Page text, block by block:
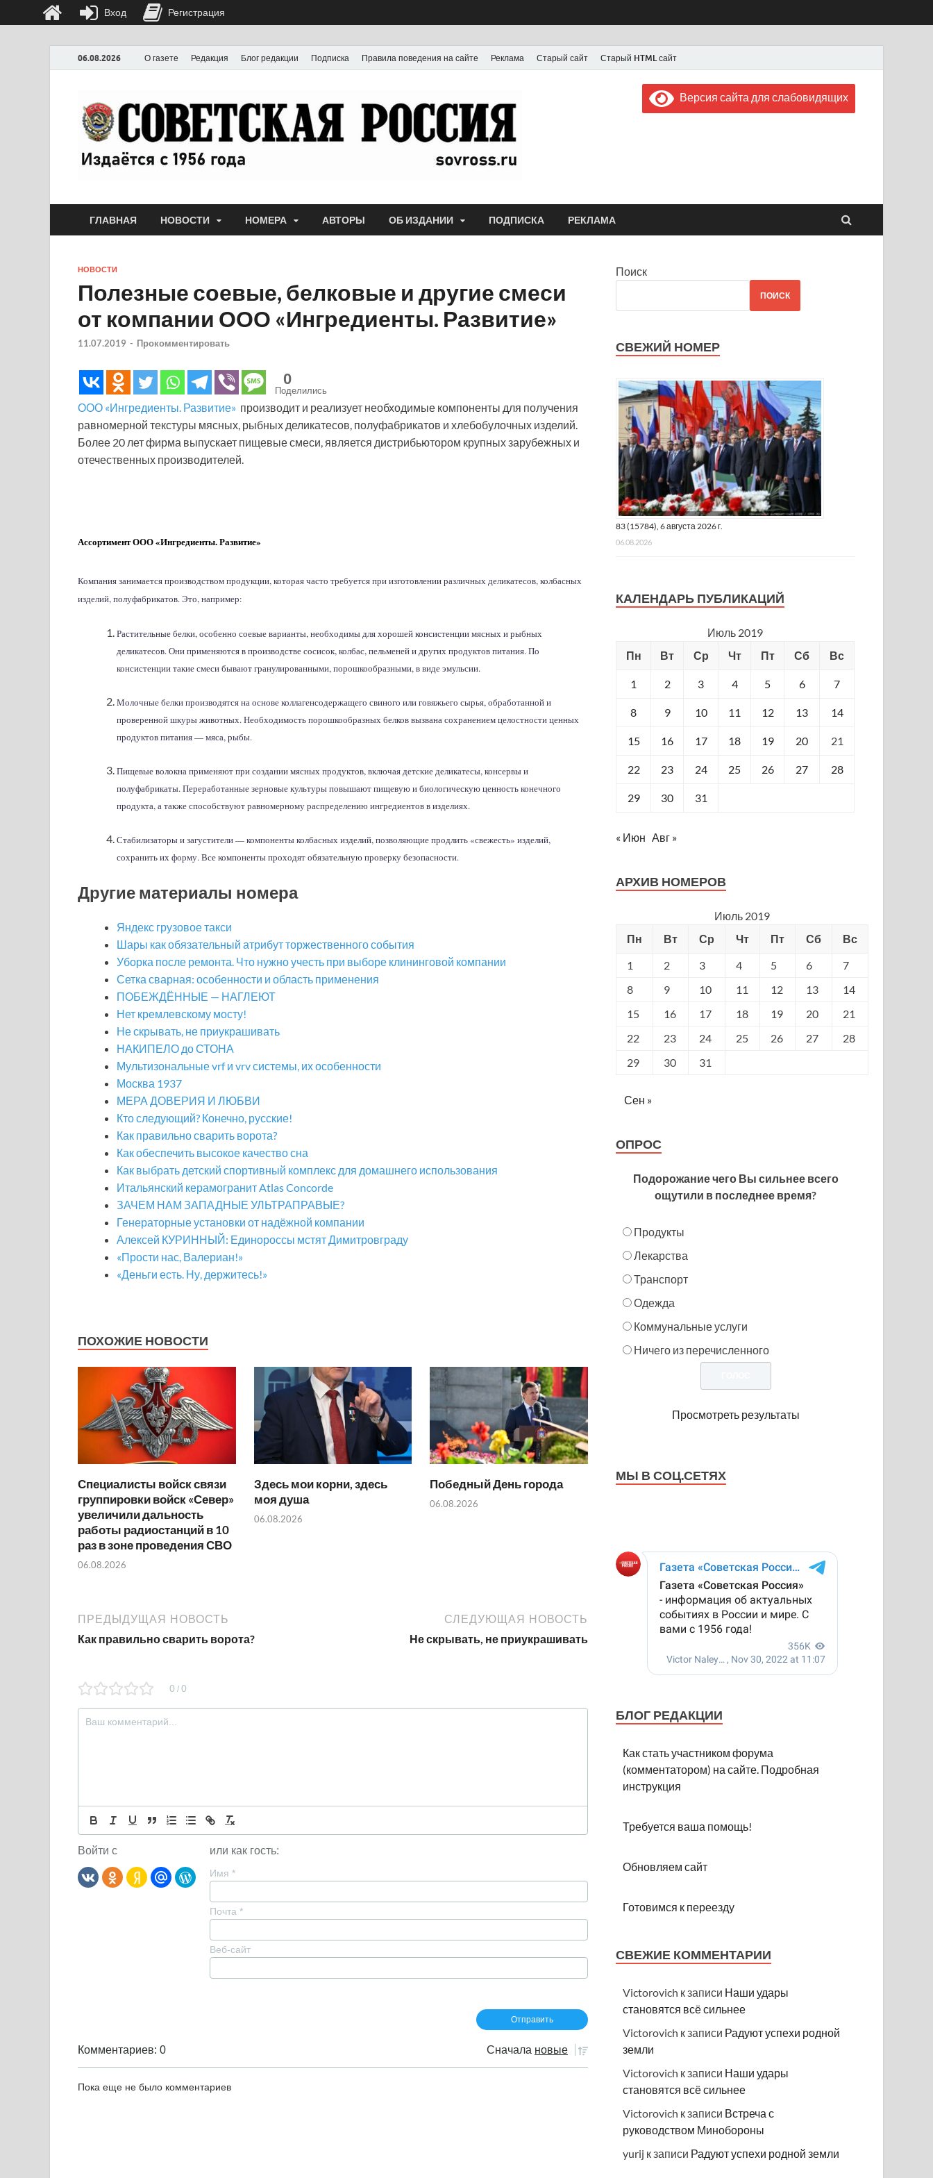
06.08.2026 О газете Редакция Блог редакции Подписка Правила поведения на сайте Реклама Старый сайт Старый HTML сайт
Газета "Советская Россия"
Выпускается с июля 1956 года
Версия сайта для слабовидящих
ГЛАВНАЯ НОВОСТИ НОМЕРА АВТОРЫ ОБ ИЗДАНИИ ПОДПИСКА РЕКЛАМА
НОВОСТИ
Полезные соевые, белковые и другие смеси
от компании ООО «Ингредиенты. Развитие»
11.07.2019 - Прокомментировать
0
Поделились
ООО «Ингредиенты. Развитие» производит и реализует необходимые компоненты для получения
равномерной текстуры мясных, рыбных деликатесов, полуфабрикатов и хлебобулочных изделий.
Более 20 лет фирма выпускает пищевые смеси, является дистрибьютором крупных зарубежных и
отечественных производителей.
Ассортимент ООО «Ингредиенты. Развитие»
Компания занимается производством продукции, которая часто требуется при изготовлении различных деликатесов, колбасных
изделий, полуфабрикатов. Это, например:
Растительные белки, особенно соевые варианты, необходимы для хорошей консистенции мясных и рыбных
деликатесов. Они применяются в производстве сосисок, колбас, пельменей и других продуктов питания. По
консистенции такие смеси бывают гранулированными, порошкообразными, в виде эмульсии.
Молочные белки производятся на основе коллагенсодержащего свиного или говяжьего сырья, обработанной и
проверенной шкуры животных. Необходимость порошкообразных белков вызвана сохранением целостности ценных
продуктов питания — мяса, рыбы.
Пищевые волокна применяют при создании мясных продуктов, включая детские деликатесы, консервы и
полуфабрикаты. Переработанные зерновые культуры повышают пищевую и биологическую ценность конечного
продукта, а также способствуют равномерному распределению ингредиентов в изделиях.
Стабилизаторы и загустители — компоненты колбасных изделий, позволяющие продлить «свежесть» изделий,
сохранить их форму. Все компоненты проходят обязательную проверку безопасности.
Другие материалы номера
Яндекс грузовое такси
Шары как обязательный атрибут торжественного события
Уборка после ремонта. Что нужно учесть при выборе клининговой компании
Сетка сварная: особенности и область применения
ПОБЕЖДЁННЫЕ — НАГЛЕЮТ
Нет кремлевскому мосту!
Не скрывать, не приукрашивать
НАКИПЕЛО до СТОНА
Мультизональные vrf и vrv системы, их особенности
Москва 1937
МЕРА ДОВЕРИЯ И ЛЮБВИ
Кто следующий? Конечно, русские!
Как правильно сварить ворота?
Как обеспечить высокое качество сна
Как выбрать детский спортивный комплекс для домашнего использования
Итальянский керамогранит Atlas Concorde
ЗАЧЕМ НАМ ЗАПАДНЫЕ УЛЬТРАПРАВЫЕ?
Генераторные установки от надёжной компании
Алексей КУРИННЫЙ: Единороссы мстят Димитровграду
«Прости нас, Валериан!»
«Деньги есть. Ну, держитесь!»
ПОХОЖИЕ НОВОСТИ
Специалисты войск связи
группировки войск «Север»
увеличили дальность
работы радиостанций в 10
раз в зоне проведения СВО
06.08.2026
Здесь мои корни, здесь
моя душа
06.08.2026
Победный День города
06.08.2026
ПРЕДЫДУЩАЯ НОВОСТЬ
Как правильно сварить ворота?
СЛЕДУЮЩАЯ НОВОСТЬ
Не скрывать, не приукрашивать
0 / 0
Войти с или как гость:
Имя *
Почта *
Веб-сайт
Комментариев: 0 Сначала новые
Пока еще не было комментариев
Поиск
ПОИСК
СВЕЖИЙ НОМЕР
83 (15784), 6 августа 2026 г.
06.08.2026
КАЛЕНДАРЬ ПУБЛИКАЦИЙ
Июль 2019
Пн
Вт Ср Чт Пт Сб Вс
1 2 3 4 5 6 7
8 9 10 11 12 13 14
15 16 17 18 19 20 21
22 23 24 25 26 27 28
29 30 31
« Июн Авг »
АРХИВ НОМЕРОВ
Июль 2019
Пн
Вт Ср Чт Пт Сб
Вс
1
2 3 4 5 6
7
8
9 10 11 12 13
14
15
16 17 18 19 20
21
22
23 24 25 26 27
28
29
30 31
Сен »
ОПРОС
Подорожание чего Вы сильнее всего
ощутили в последнее время?
Продукты
Лекарства
Транспорт
Одежда
Коммунальные услуги
Ничего из перечисленного
Просмотреть результаты
МЫ В СОЦ.СЕТЯХ
БЛОГ РЕДАКЦИИ
Как стать участником форума
(комментатором) на сайте. Подробная
инструкция
Требуется ваша помощь!
Обновляем сайт
Готовимся к переезду
СВЕЖИЕ КОММЕНТАРИИ
Victorovich к записи Наши удары
становятся всё сильнее
Victorovich к записи Радуют успехи родной
земли
Victorovich к записи Наши удары
становятся всё сильнее
Victorovich к записи Встреча с
руководством Минобороны
yurij к записи Радуют успехи родной земли
Вход Регистрация